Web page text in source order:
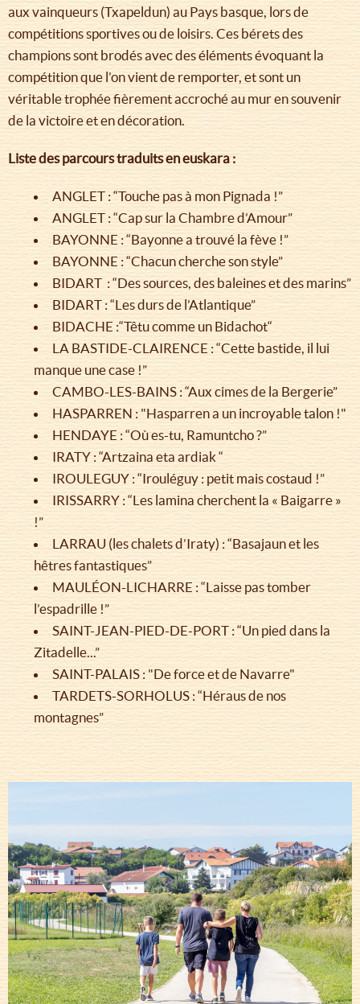
aux vainqueurs (Txapeldun) au Pays basque, lors de
compétitions sportives ou de loisirs. Ces bérets des
champions sont brodés avec des éléments évoquant la
compétition que l’on vient de remporter, et sont un
véritable trophée fièrement accroché au mur en souvenir
de la victoire et en décoration.
Liste des parcours traduits en euskara :
ANGLET : “Touche pas à mon Pignada !”
ANGLET : “Cap sur la Chambre d’Amour”
BAYONNE : “Bayonne a trouvé la fève !”
BAYONNE : “Chacun cherche son style”
BIDART : “Des sources, des baleines et des marins”
BIDART : “Les durs de l’Atlantique”
BIDACHE :“Têtu comme un Bidachot“
LA BASTIDE-CLAIRENCE : “Cette bastide, il lui
manque une case !”
CAMBO-LES-BAINS : “Aux cimes de la Bergerie”
HASPARREN : "Hasparren a un incroyable talon !"
HENDAYE : “Où es-tu, Ramuntcho ?”
IRATY : “Artzaina eta ardiak “
IROULEGUY : “Irouléguy : petit mais costaud !”
IRISSARRY : “Les lamina cherchent la « Baigarre »
!”
LARRAU (les chalets d’Iraty) : “Basajaun et les
hêtres fantastiques”
MAULÉON-LICHARRE : “Laisse pas tomber
l’espadrille !”
SAINT-JEAN-PIED-DE-PORT : “Un pied dans la
Zitadelle...”
SAINT-PALAIS : "De force et de Navarre"
TARDETS-SORHOLUS : “Héraus de nos
montagnes”